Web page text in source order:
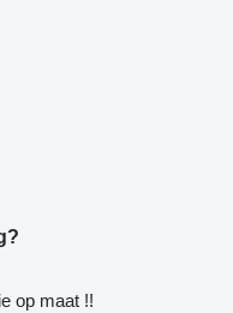
op maat !!